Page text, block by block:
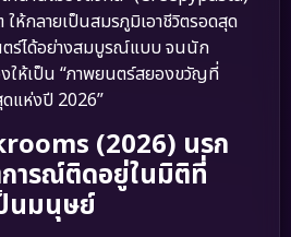
ห้กลายเป็นสมรภูมิเอาชีวิตรอดสุด
ร์ได้อย่างสมบูรณ์แบบ จนนัก
ให้เป็น “ภาพยนตร์สยองขวัญที่
แห่งปี 2026”
(2026) นรก
ารณ์ติดอยู่ในมิติที่
นมนุษย์